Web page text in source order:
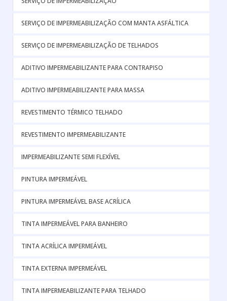
SERVIÇO DE IMPERMEABILIZAÇÃO COM MANTA ASFÁLTICA
SERVIÇO DE IMPERMEABILIZAÇÃO DE TELHADOS
ADITIVO IMPERMEABILIZANTE PARA CONTRAPISO
ADITIVO IMPERMEABILIZANTE PARA MASSA
REVESTIMENTO TÉRMICO TELHADO
REVESTIMENTO IMPERMEABILIZANTE
IMPERMEABILIZANTE SEMI FLEXÍVEL
PINTURA IMPERMEÁVEL
PINTURA IMPERMEÁVEL BASE ACRÍLICA
TINTA IMPERMEÁVEL PARA BANHEIRO
TINTA ACRÍLICA IMPERMEÁVEL
TINTA EXTERNA IMPERMEÁVEL
TINTA IMPERMEABILIZANTE PARA TELHADO